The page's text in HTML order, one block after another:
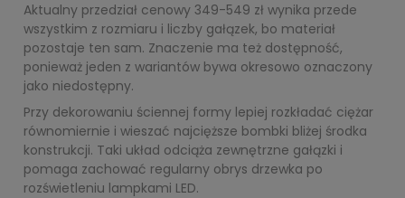
Aktualny przedział cenowy 349-549 zł wynika przede
wszystkim z rozmiaru i liczby gałązek, bo materiał
pozostaje ten sam. Znaczenie ma też dostępność,
ponieważ jeden z wariantów bywa okresowo oznaczony
jako niedostępny.
Przy dekorowaniu ściennej formy lepiej rozkładać ciężar
równomiernie i wieszać najcięższe bombki bliżej środka
konstrukcji. Taki układ odciąża zewnętrzne gałązki i
pomaga zachować regularny obrys drzewka po
rozświetleniu lampkami LED.